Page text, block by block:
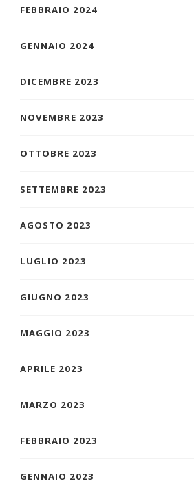
FEBBRAIO 2024
GENNAIO 2024
DICEMBRE 2023
NOVEMBRE 2023
OTTOBRE 2023
SETTEMBRE 2023
AGOSTO 2023
LUGLIO 2023
GIUGNO 2023
MAGGIO 2023
APRILE 2023
MARZO 2023
FEBBRAIO 2023
GENNAIO 2023